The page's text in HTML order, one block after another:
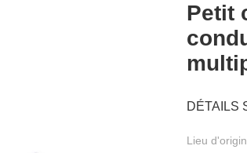
Petit
DÉTAILS
Lieu